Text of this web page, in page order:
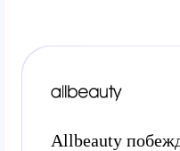
Allbeauty